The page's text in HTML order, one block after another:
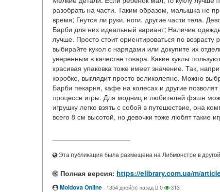
разобрать на части. Таким образом, малышка не
время; Гнутся ли руки, ноги, другие части тела.
Барби для них идеальный вариант; Наличие
лучше. Просто стоит ориентироваться по
выбирайте кукол с нарядами или докупите их
уверенным в качестве товара. Какие куклы
красивая упаковка тоже имеет значение. Так,
коробке, выглядит просто великолепно. Можно
Барби пекарня, кафе на колесах и другие
процессе игры. Для модниц и любителей фэшн
игрушку легко взять с собой в путешествие, она
всего 8 см высотой, но девочки тоже любят такие
Эта публикация была размещена на Либмонстре в
Полная версия: https://elibrary.com.ua/m/
Moldova Online · 1354 дней(я) назад 0 313